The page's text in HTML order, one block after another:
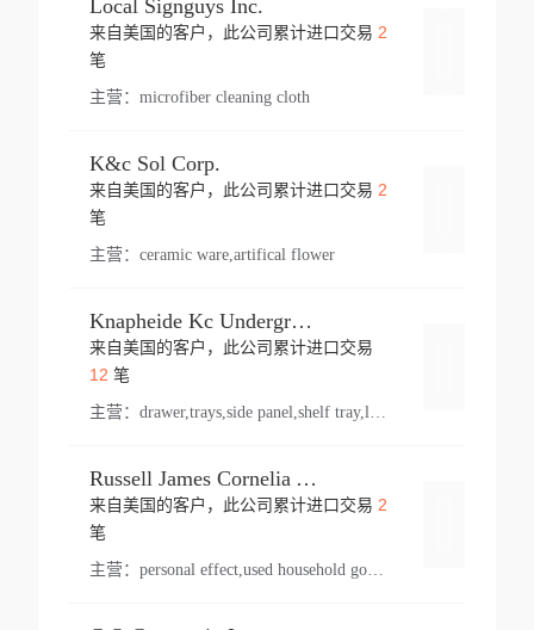
Local Signguys Inc.
来自美国的客户，此公司累计进口交易 2
笔
主营： microfiber cleaning cloth
K&c Sol Corp.
来自美国的客户，此公司累计进口交易 2
笔
主营： ceramic ware,artifical flower
Knapheide Kc Underground
来自美国的客户，此公司累计进口交易
12 笔
主营：
Russell James Cornelia Arlington Va
来自美国的客户，此公司累计进口交易 2
笔
主营： personal effect,used household goods